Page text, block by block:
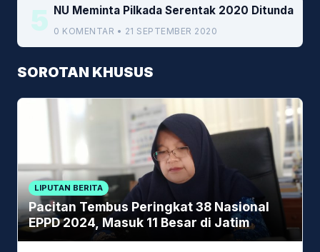
5 NU Meminta Pilkada Serentak 2020 Ditunda
0 KOMENTAR • 21 SEPTEMBER 2020
SOROTAN KHUSUS
LIPUTAN BERITA
Pacitan Tembus Peringkat 38 Nasional
EPPD 2024, Masuk 11 Besar di Jatim